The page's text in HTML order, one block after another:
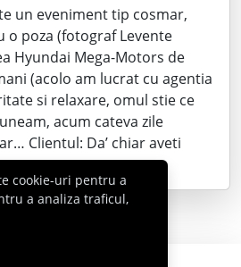
un eveniment tip cosmar,
o poza (fotograf Levente
Hyundai Mega-Motors de
(acolo am lucrat cu agentia
si relaxare, omul stie ce
acum cateva zile
Clientul: Da’ chiar aveti
cookie-uri pentru a
a analiza traficul,